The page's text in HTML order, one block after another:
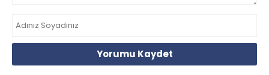
Yorumu Kaydet